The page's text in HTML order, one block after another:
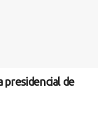
presidencial de